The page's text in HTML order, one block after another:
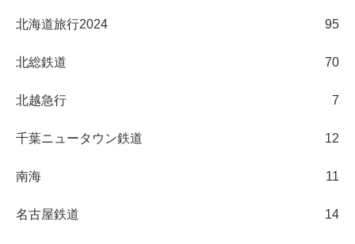
北海道旅行2024 95
北総鉄道 70
北越急行 7
千葉ニュータウン鉄道 12
南海 11
名古屋鉄道 14